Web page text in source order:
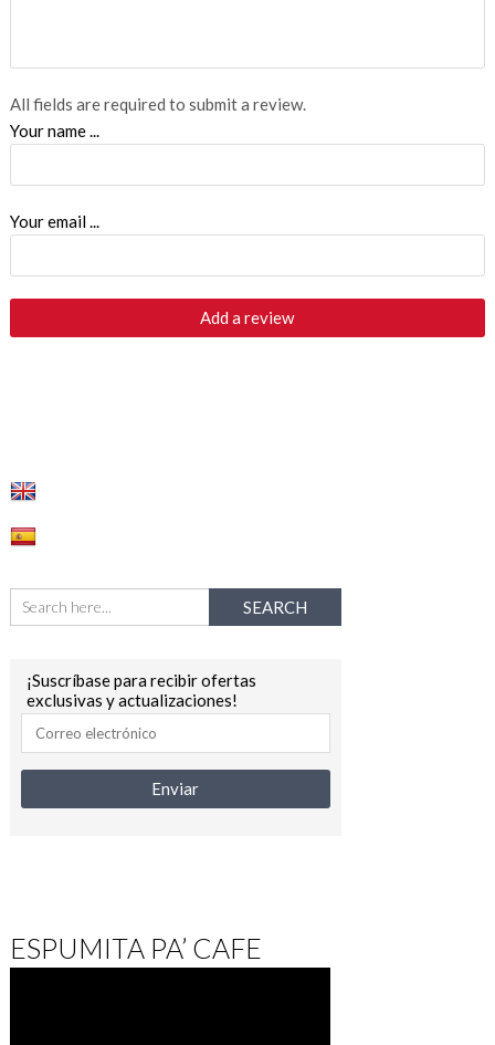
All fields are required to submit a review.
Your name ...
Your email ...
¡Suscríbase para recibir ofertas
exclusivas y actualizaciones!
ESPUMITA PA’ CAFE